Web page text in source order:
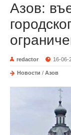
Азов:
redactor 16-06-
Новости / Азов